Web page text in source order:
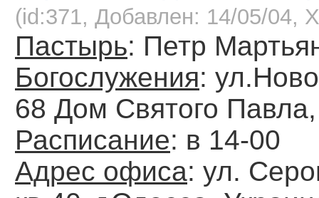
(id:371, Добавлен: 14/05/04,
Пастырь: Петр
Богослужения:
68 Дом Святого
Расписание: в 14-00
Адрес офиса: ул.